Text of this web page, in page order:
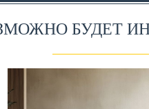
БУДЕТ